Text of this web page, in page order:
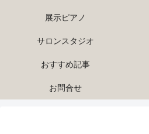
展示ピアノ
サロンスタジオ
おすすめ記事
お問合せ